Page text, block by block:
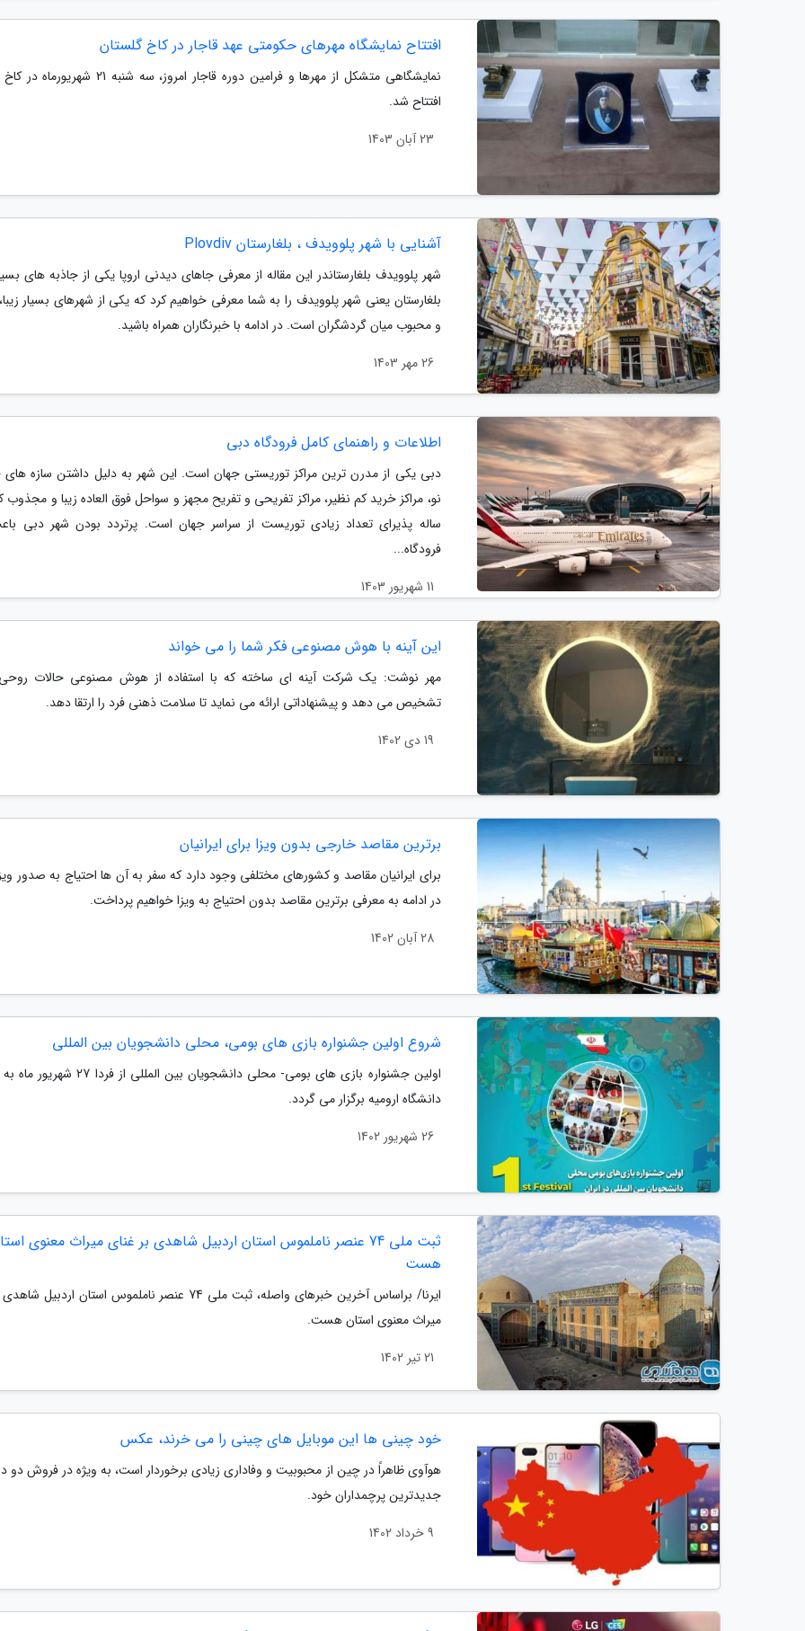
افتتاح نمایشگاه مهرهای حکومتی عهد قاجار در کاخ گلستان
نمایشگاهی متشکل از مهرها و فرامین دوره قاجار امروز، سه
افتتاح شد.
23 آبان 1403
آشنایی با شهر پلوویدف ، بلغارستان Plovdiv
شهر پلوویدف بلغارستاندر این مقاله از معرفی جاهای دیدنی اروپا یکی از جاذبه های
بلغارستان یعنی شهر پلوویدف را به شما معرفی خواهیم کرد که یکی از شهرهای بسیار
و محبوب میان گردشگران است. در ادامه با خبرنگاران همراه باشید.
26 مهر 1403
اطلاعات و راهنمای کامل فرودگاه دبی
دبی یکی از مدرن ترین مراکز توریستی جهان است. این شهر به دلیل داشتن سازه
نو، مراکز خرید کم نظیر، مراکز تفریحی و تفریح مجهز و سواحل فوق العاده زیبا و مجذوب
ساله پذیرای تعداد زیادی توریست از سراسر جهان است. پرتردد بودن شهر دبی
فرودگاه...
11 شهریور 1403
این آینه با هوش مصنوعی فکر شما را می خواند
مهر نوشت: یک شرکت آینه ای ساخته که با استفاده از هوش مصنوعی حالات روحی
تشخیص می دهد و پیشنهاداتی ارائه می نماید تا سلامت ذهنی فرد را ارتقا دهد.
19 دی 1402
برترین مقاصد خارجی بدون ویزا برای ایرانیان
برای ایرانیان مقاصد و کشورهای مختلفی وجود دارد که سفر به آن ها احتیاج به صدور
در ادامه به معرفی برترین مقاصد بدون احتیاج به ویزا خواهیم پرداخت.
28 آبان 1402
شروع اولین جشنواره بازی های بومی، محلی دانشجویان بین المللی
اولین جشنواره بازی های بومی- محلی دانشجویان بین المللی
دانشگاه ارومیه برگزار می گردد.
26 شهریور 1402
ثبت ملی 74 عنصر ناملموس استان اردبیل شاهدی بر غنای میراث معنوی
هست
ایرنا/ براساس آخرین خبرهای واصله، ثبت ملی 74 عنصر ناملموس استان
میراث معنوی استان هست.
21 تیر 1402
خود چینی ها این موبایل های چینی را می خرند، عکس
هوآوی ظاهراً در چین از محبوبیت و وفاداری زیادی برخوردار است، به ویژه در فروش دو
جدیدترین پرچمداران خود.
9 خرداد 1402